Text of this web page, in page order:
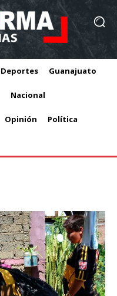
Deportes Guanajuato
Nacional
Opinión Política